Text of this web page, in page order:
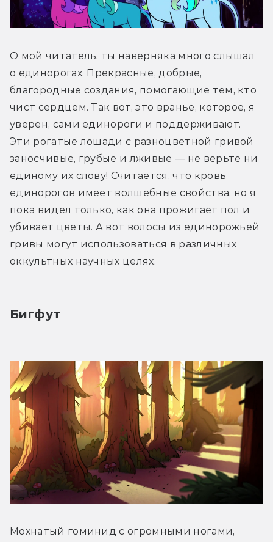
О мой читатель, ты наверняка много слышал
о единорогах. Прекрасные, добрые,
благородные создания, помогающие тем, кто
чист сердцем. Так вот, это вранье, которое, я
уверен, сами единороги и поддерживают.
Эти рогатые лошади с разноцветной гривой
заносчивые, грубые и лживые — не верьте ни
единому их слову! Считается, что кровь
единорогов имеет волшебные свойства, но я
пока видел только, как она прожигает пол и
убивает цветы. А вот волосы из единорожьей
гривы могут использоваться в различных
оккультных научных целях.
Бигфут
Мохнатый гоминид с огромными ногами,